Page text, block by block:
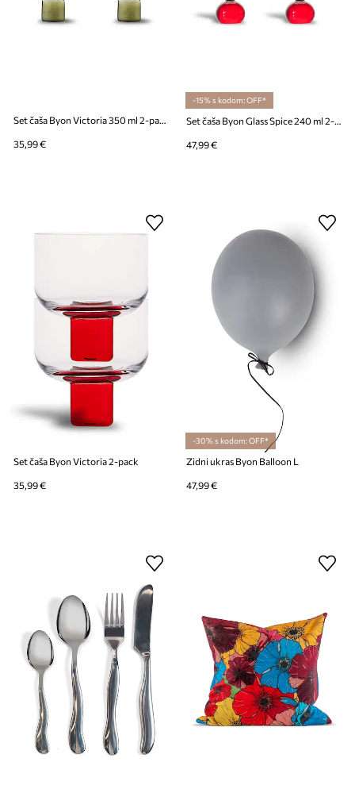
35,99 €
-15% s kodom: OFF*
Set čaša Byon Glass Spice 240 ml 2-pack
47,99 €
Set čaša Byon Victoria 2-pack
35,99 €
-30% s kodom: OFF*
Zidni ukras Byon Balloon L
47,99 €